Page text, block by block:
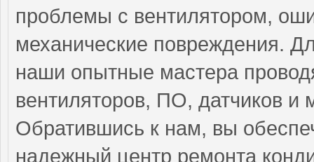
проблемы с вентилятором,
механические повреждения.
наши опытные мастера
вентиляторов, ПО, датчиков и
Обратившись к нам, вы
надежный центр ремонта